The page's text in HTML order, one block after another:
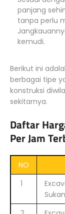
panjang
tanpa perlu
kemudi.
Berikut ini
berbagai tipe
konstruksi
sekitarnya.
Daftar
Per Jam
NO
1